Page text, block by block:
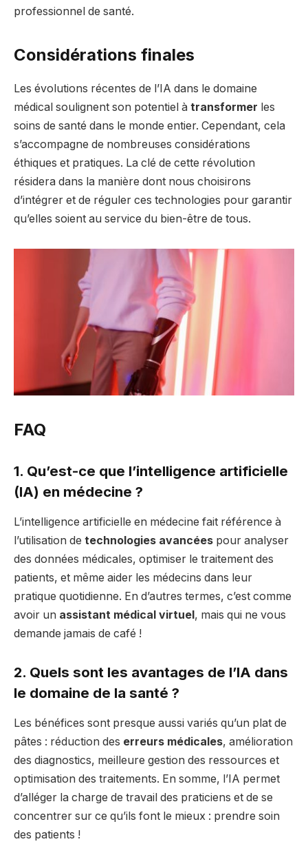
professionnel de santé.
Considérations finales
Les évolutions récentes de l’IA dans le domaine
médical soulignent son potentiel à transformer les
soins de santé dans le monde entier. Cependant, cela
s’accompagne de nombreuses considérations
éthiques et pratiques. La clé de cette révolution
résidera dans la manière dont nous choisirons
d’intégrer et de réguler ces technologies pour garantir
qu’elles soient au service du bien-être de tous.
FAQ
1. Qu’est-ce que l’intelligence artificielle
(IA) en médecine ?
L’intelligence artificielle en médecine fait référence à
l’utilisation de technologies avancées pour analyser
des données médicales, optimiser le traitement des
patients, et même aider les médecins dans leur
pratique quotidienne. En d’autres termes, c’est comme
avoir un assistant médical virtuel , mais qui ne vous
demande jamais de café !
2. Quels sont les avantages de l’IA dans
le domaine de la santé ?
Les bénéfices sont presque aussi variés qu’un plat de
pâtes : réduction des erreurs médicales, amélioration
des diagnostics, meilleure gestion des ressources et
optimisation des traitements. En somme, l’IA permet
d’alléger la charge de travail des praticiens et de se
concentrer sur ce qu’ils font le mieux : prendre soin
des patients !